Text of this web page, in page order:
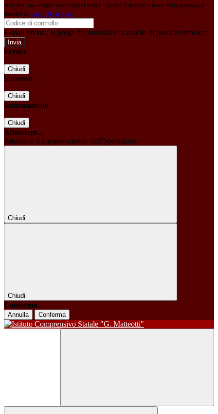
Non hai una e-mail associata al nome utente? Effettua il reset della password
tramite la Login Spaggiari
E-mail inviata, si prega di controllare la casella di posta elettronica!
Errore
Chiudi
Successo
Chiudi
Informazione
Chiudi
Attendere...
Attendere il completamento dell'operazione...
Chiudi
Chiudi
Conferma
Annulla Conferma